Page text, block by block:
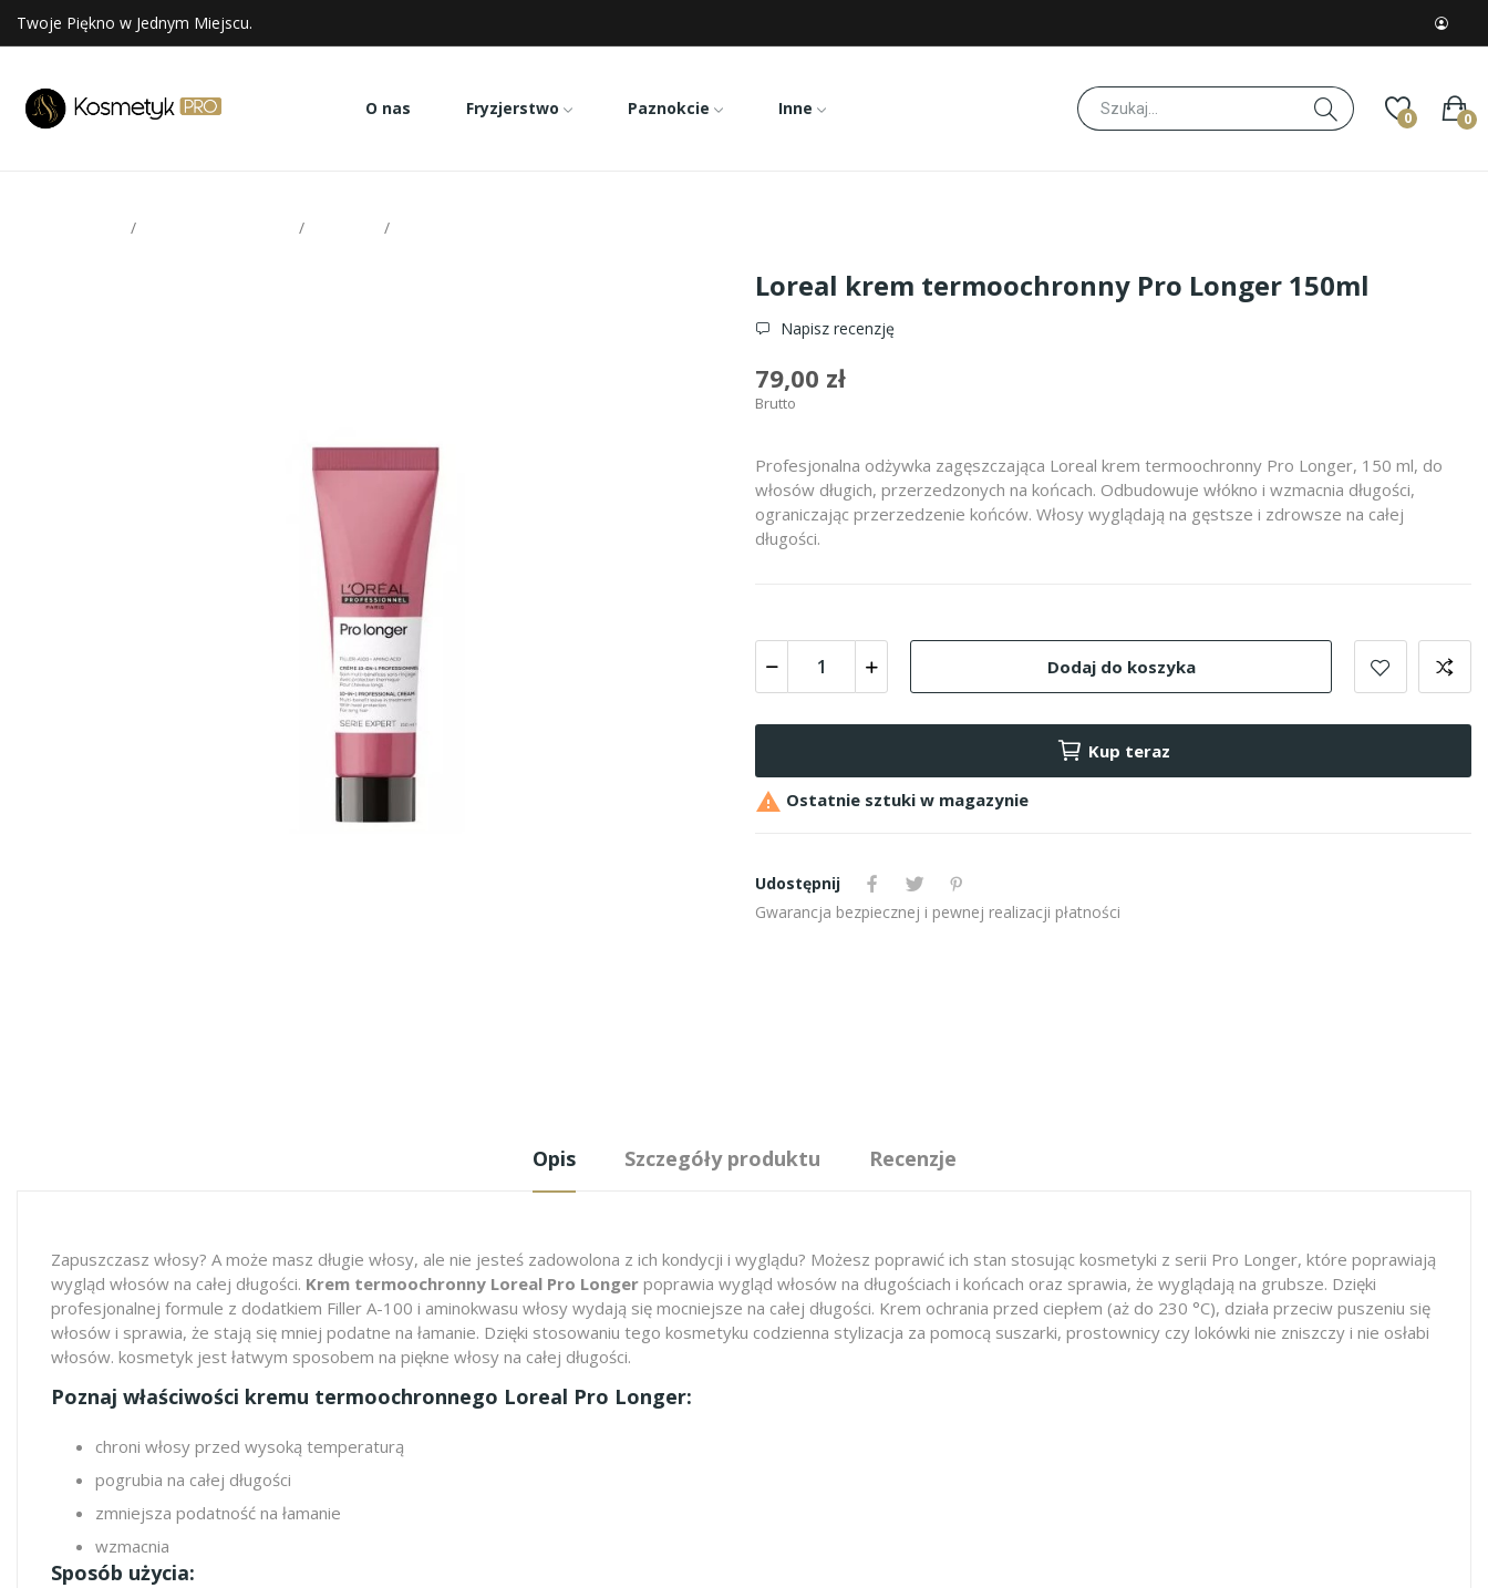
Twoje Piękno w Jednym Miejscu.
O nas Fryzjerstwo Paznokcie Inne 0 0
Loreal krem termoochronny Pro Longer 150ml
Napisz recenzję
79,00 zł
Brutto
Profesjonalna odżywka zagęszczająca Loreal krem termoochronny Pro Longer, 150 ml, do
włosów długich, przerzedzonych na końcach. Odbudowuje włókno i wzmacnia długości,
ograniczając przerzedzenie końców. Włosy wyglądają na gęstsze i zdrowsze na całej
długości.
Dodaj do koszyka
Kup teraz
 Ostatnie sztuki w magazynie
Udostępnij
Gwarancja bezpiecznej i pewnej realizacji płatności
Opis Szczegóły produktu Recenzje
Zapuszczasz włosy? A może masz długie włosy, ale nie jesteś zadowolona z ich kondycji i wyglądu? Możesz poprawić ich stan stosując kosmetyki z serii Pro Longer, które poprawiają
wygląd włosów na całej długości. Krem termoochronny Loreal Pro Longer poprawia wygląd włosów na długościach i końcach oraz sprawia, że wyglądają na grubsze. Dzięki
profesjonalnej formule z dodatkiem Filler A-100 i aminokwasu włosy wydają się mocniejsze na całej długości. Krem ochrania przed ciepłem (aż do 230 °C), działa przeciw puszeniu się
włosów i sprawia, że stają się mniej podatne na łamanie. Dzięki stosowaniu tego kosmetyku codzienna stylizacja za pomocą suszarki, prostownicy czy lokówki nie zniszczy i nie osłabi
włosów. kosmetyk jest łatwym sposobem na piękne włosy na całej długości.
Poznaj właściwości kremu termoochronnego Loreal Pro Longer:
chroni włosy przed wysoką temperaturą
pogrubia na całej długości
zmniejsza podatność na łamanie
wzmacnia
Sposób użycia: